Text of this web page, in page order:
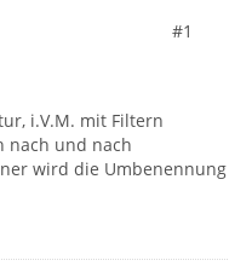
#1
i.V.M. mit Filtern
nach und nach
wird die Umbenennung